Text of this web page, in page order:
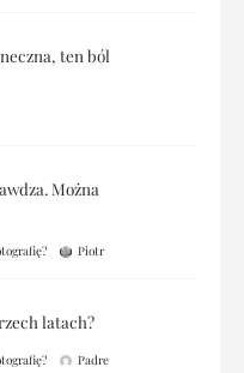
ten ból
Można
Piotr
latach?
Padre